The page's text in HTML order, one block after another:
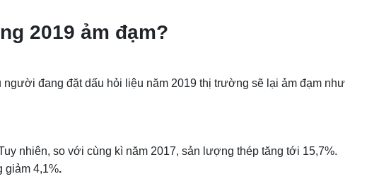
2019 ảm đạm?
đang đặt dấu hỏi liệu năm 2019 thị trường sẽ lại ảm đạm như
nhiên, so với cùng kì năm 2017, sản lượng thép tăng tới 15,7%.
giảm 4,1%.